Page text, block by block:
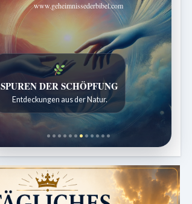
www.geheimnissederbibel.com
SPUREN DER SCHÖPFUNG
Entdeckungen aus der Natur.